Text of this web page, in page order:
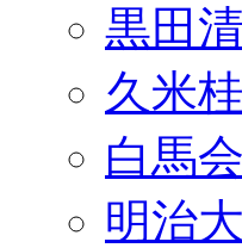
黒田
久米
白馬
明治